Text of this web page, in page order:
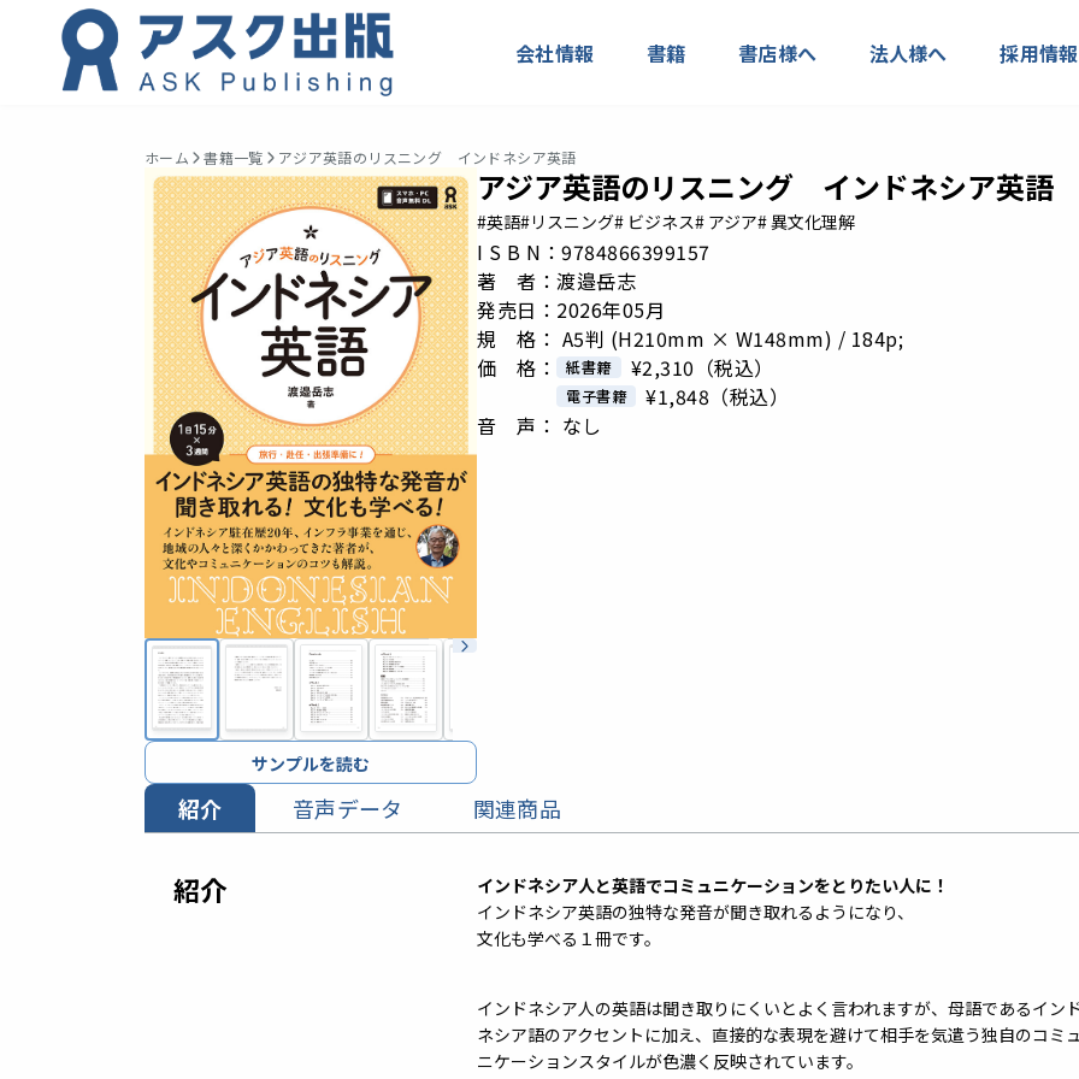
会社情報 書籍 書店様へ 法人様へ 採用情報
ホーム 書籍一覧 アジア英語のリスニング インドネシア英語
サンプルを読む
アジア英語のリスニング インドネシア英語
#英語#リスニング# ビジネス# アジア# 異文化理解
I S B N：9784866399157
著 者：渡邉岳志
発売日：2026年05月
規 格： A5判 (H210mm × W148mm) / 184p;
価 格：
紙書籍 ¥2,310 （税込）
電子書籍 ¥1,848 （税込）
音 声： なし
紹介 音声データ 関連商品
紹介
インドネシア人と英語でコミュニケーションをとりたい人に！
インドネシア英語の独特な発音が聞き取れるようになり、
文化も学べる１冊です。
インドネシア人の英語は聞き取りにくいとよく言われますが、母語であるイン
ネシア語のアクセントに加え、直接的な表現を避けて相手を気遣う独自のコミ
ニケーションスタイルが色濃く反映されています。